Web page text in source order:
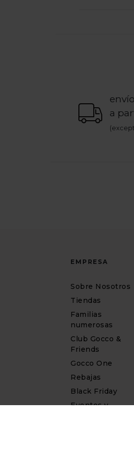
a
EMPRESA
Sobre Nosotros
Tiendas
Familias
numerosas
Club Gocco &
Friends
Gocco One
Rebajas
Black Friday
Eventos y